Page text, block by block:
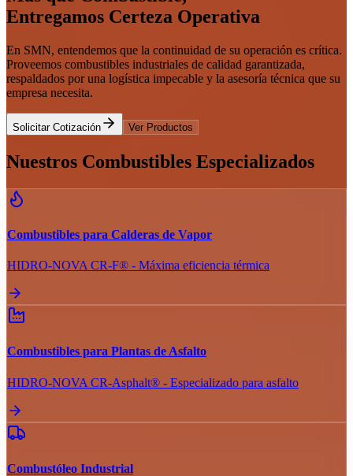
Entregamos Certeza Operativa
En SMN, entendemos que la continuidad de su operación es crítica.
Proveemos combustibles industriales de calidad garantizada,
respaldados por una logística impecable y la asesoría técnica que su
empresa necesita.
Solicitar Cotización Ver Productos
Nuestros Combustibles Especializados
Combustibles para Calderas de Vapor
HIDRO-NOVA CR-F® - Máxima eficiencia térmica
Combustibles para Plantas de Asfalto
HIDRO-NOVA CR-Asphalt® - Especializado para asfalto
Combustóleo Industrial